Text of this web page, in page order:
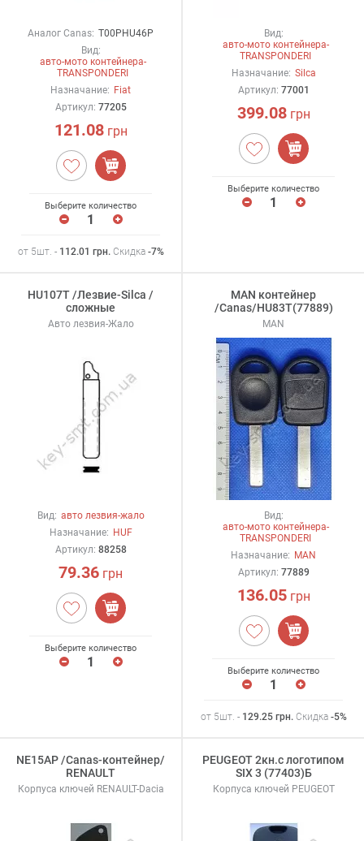
Аналог Canas: T00PHU46P
Вид:
авто-мото контейнера-
TRANSPONDERI
Назначание: Fiat
Артикул: 77205
121.08грн
Выберите количество
от 5шт. - 112.01 грн. Скидка -7%
Вид:
авто-мото контейнера-
TRANSPONDERI
Назначание: Silca
Артикул: 77001
399.08грн
Выберите количество
HU107T /Лезвие-Silca /
сложные
Авто лезвия-Жало
Вид: авто лезвия-жало
Назначание: HUF
Артикул: 88258
79.36 грн
Выберите количество
MAN контейнер
/Canas/HU83T(77889)
MAN
Вид:
авто-мото контейнера-
TRANSPONDERI
Назначание: MAN
Артикул: 77889
136.05грн
Выберите количество
от 5шт. - 129.25грн. Скидка -5%
NE15AP /Canas-контейнер/
RENAULT
Корпуса ключей RENAULT-Dacia
PEUGEOT 2кн.c логотипом
SIX 3 (77403)Б
Корпуса ключей PEUGEOT